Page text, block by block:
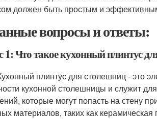
должен быть простым и
вопросы и ответы:
1: Что такое кухонный плинтус
плинтус для столешниц - это
кухонной столешницы и служит
которые могут попасть на стену
материалов, таких как